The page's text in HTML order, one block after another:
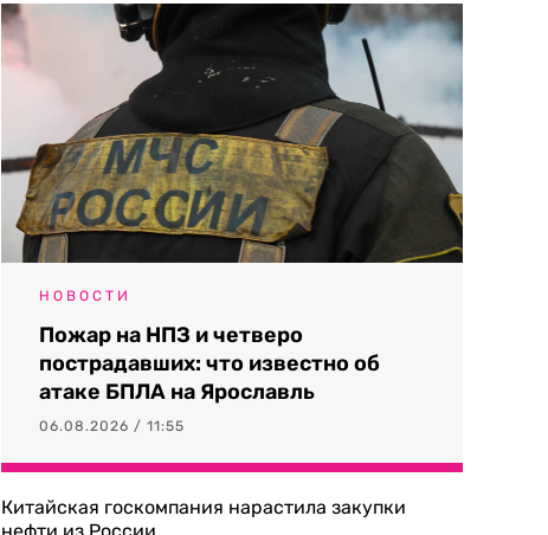
НОВОСТИ
Пожар на НПЗ и четверо
пострадавших: что известно об
атаке БПЛА на Ярославль
06.08.2026 / 11:55
Китайская госкомпания нарастила закупки